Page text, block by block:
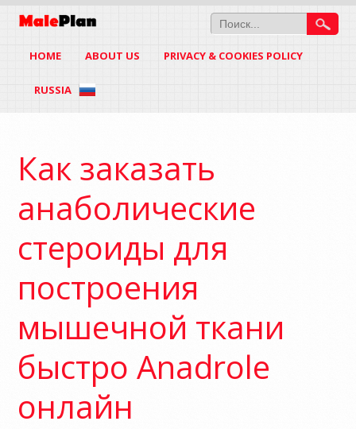
HOME ABOUT US PRIVACY & COOKIES POLICY
RUSSIA
Как заказать
анаболические
стероиды для
построения
мышечной ткани
быстро Anadrole
онлайн